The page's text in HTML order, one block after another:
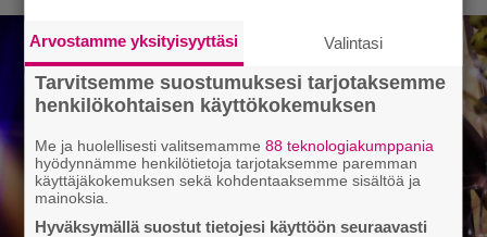
Arvostamme yksityisyyttäsi Valintasi
Tarvitsemme suostumuksesi tarjotaksemme
henkilökohtaisen käyttökokemuksen
Me ja huolellisesti valitsemamme88 teknologiakumppania
hyödynnämme henkilötietoja tarjotaksemme paremman
käyttäjäkokemuksen sekä kohdentaaksemme sisältöä ja
mainoksia.
Hyväksymällä suostut tietojesi käyttöön seuraavasti